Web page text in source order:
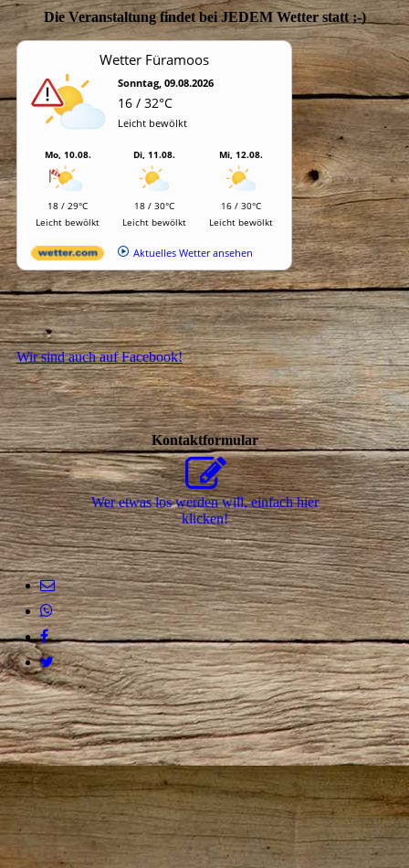
Die Veranstaltung findet bei JEDEM Wetter statt ;-)
Wir sind auch auf Facebook!
Kontaktformular
Wer etwas los werden will, einfach hier
klicken!